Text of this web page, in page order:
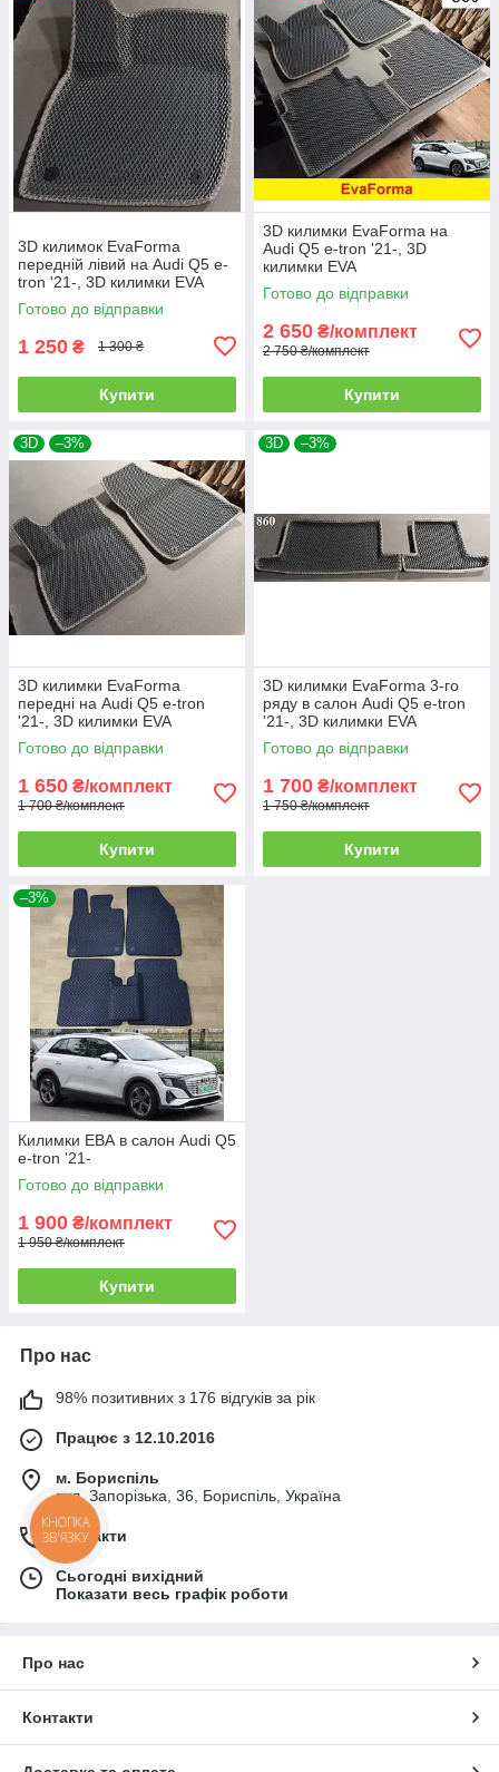
3D килимок EvaForma
передній лівий на Audi Q5 e-
tron '21-, 3D килимки EVA
Готово до відправки
1 250 ₴ 1 300 ₴
Купити
3D килимки EvaForma на
Audi Q5 e-tron '21-, 3D
килимки EVA
Готово до відправки
2 650 ₴/комплект
2 750 ₴/комплект
Купити
3D –3%
3D килимки EvaForma
передні на Audi Q5 e-tron
'21-, 3D килимки EVA
Готово до відправки
1 650 ₴/комплект
1 700 ₴/комплект
Купити
3D –3%
3D килимки EvaForma 3-го
ряду в салон Audi Q5 e-tron
'21-, 3D килимки EVA
Готово до відправки
1 700 ₴/комплект
1 750 ₴/комплект
Купити
–3%
Килимки ЕВА в салон Audi Q5
e-tron '21-
Готово до відправки
1 900 ₴/комплект
1 950 ₴/комплект
Купити
Про нас
98% позитивних з 176 відгуків за рік
Працює з 12.10.2016
м. Бориспіль
вул. Запорізька, 36, Бориспіль, Україна
Контакти
Сьогодні вихідний
Показати весь графік роботи
Про нас
Контакти
КНОПКА
ЗВ'ЯЗКУ